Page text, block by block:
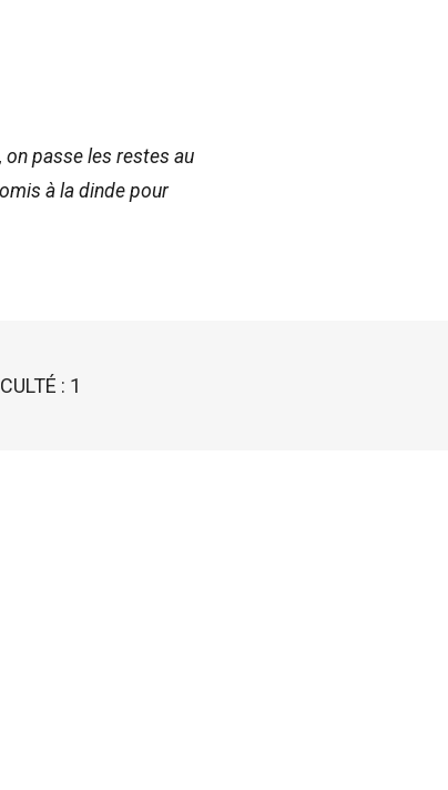
on passe les restes au
à la dinde pour
: 1